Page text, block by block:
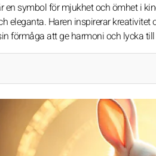
en symbol för mjukhet och ömhet i
eleganta. Haren inspirerar
förmåga att ge harmoni och lycka